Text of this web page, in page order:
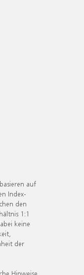
auf
Index-
den
1:1
keine
der